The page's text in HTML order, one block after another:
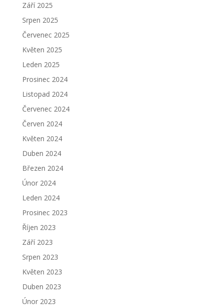
Září 2025
Srpen 2025
Červenec 2025
Květen 2025
Leden 2025
Prosinec 2024
Listopad 2024
Červenec 2024
Červen 2024
Květen 2024
Duben 2024
Březen 2024
Únor 2024
Leden 2024
Prosinec 2023
Říjen 2023
Září 2023
Srpen 2023
Květen 2023
Duben 2023
Únor 2023